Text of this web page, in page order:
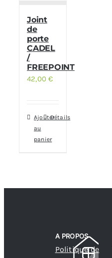
Joint
de
porte
CADEL
/
FREEPOINT
42,00€
Ajouter
au
panier
Détails
A PROPOS
Politique de